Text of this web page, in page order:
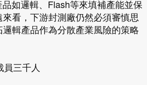
如邏輯、Flash等來填補產能並保
看，下游封測廠仍然必須審慎思
輯產品作為分散產業風險的策略
三千人